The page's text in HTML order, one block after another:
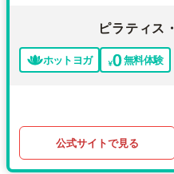
ピラティス
ホットヨガ 無料体験
公式サイトで見る